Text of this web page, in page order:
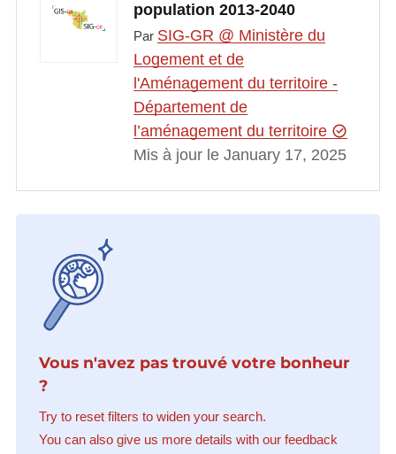
population 2013-2040
Par SIG-GR @ Ministère du
Logement et de
l'Aménagement du territoire -
Département de
l’aménagement du territoire
Mis à jour le January 17, 2025
Vous n'avez pas trouvé votre bonheur
?
Try to reset filters to widen your search.
You can also give us more details with our feedback